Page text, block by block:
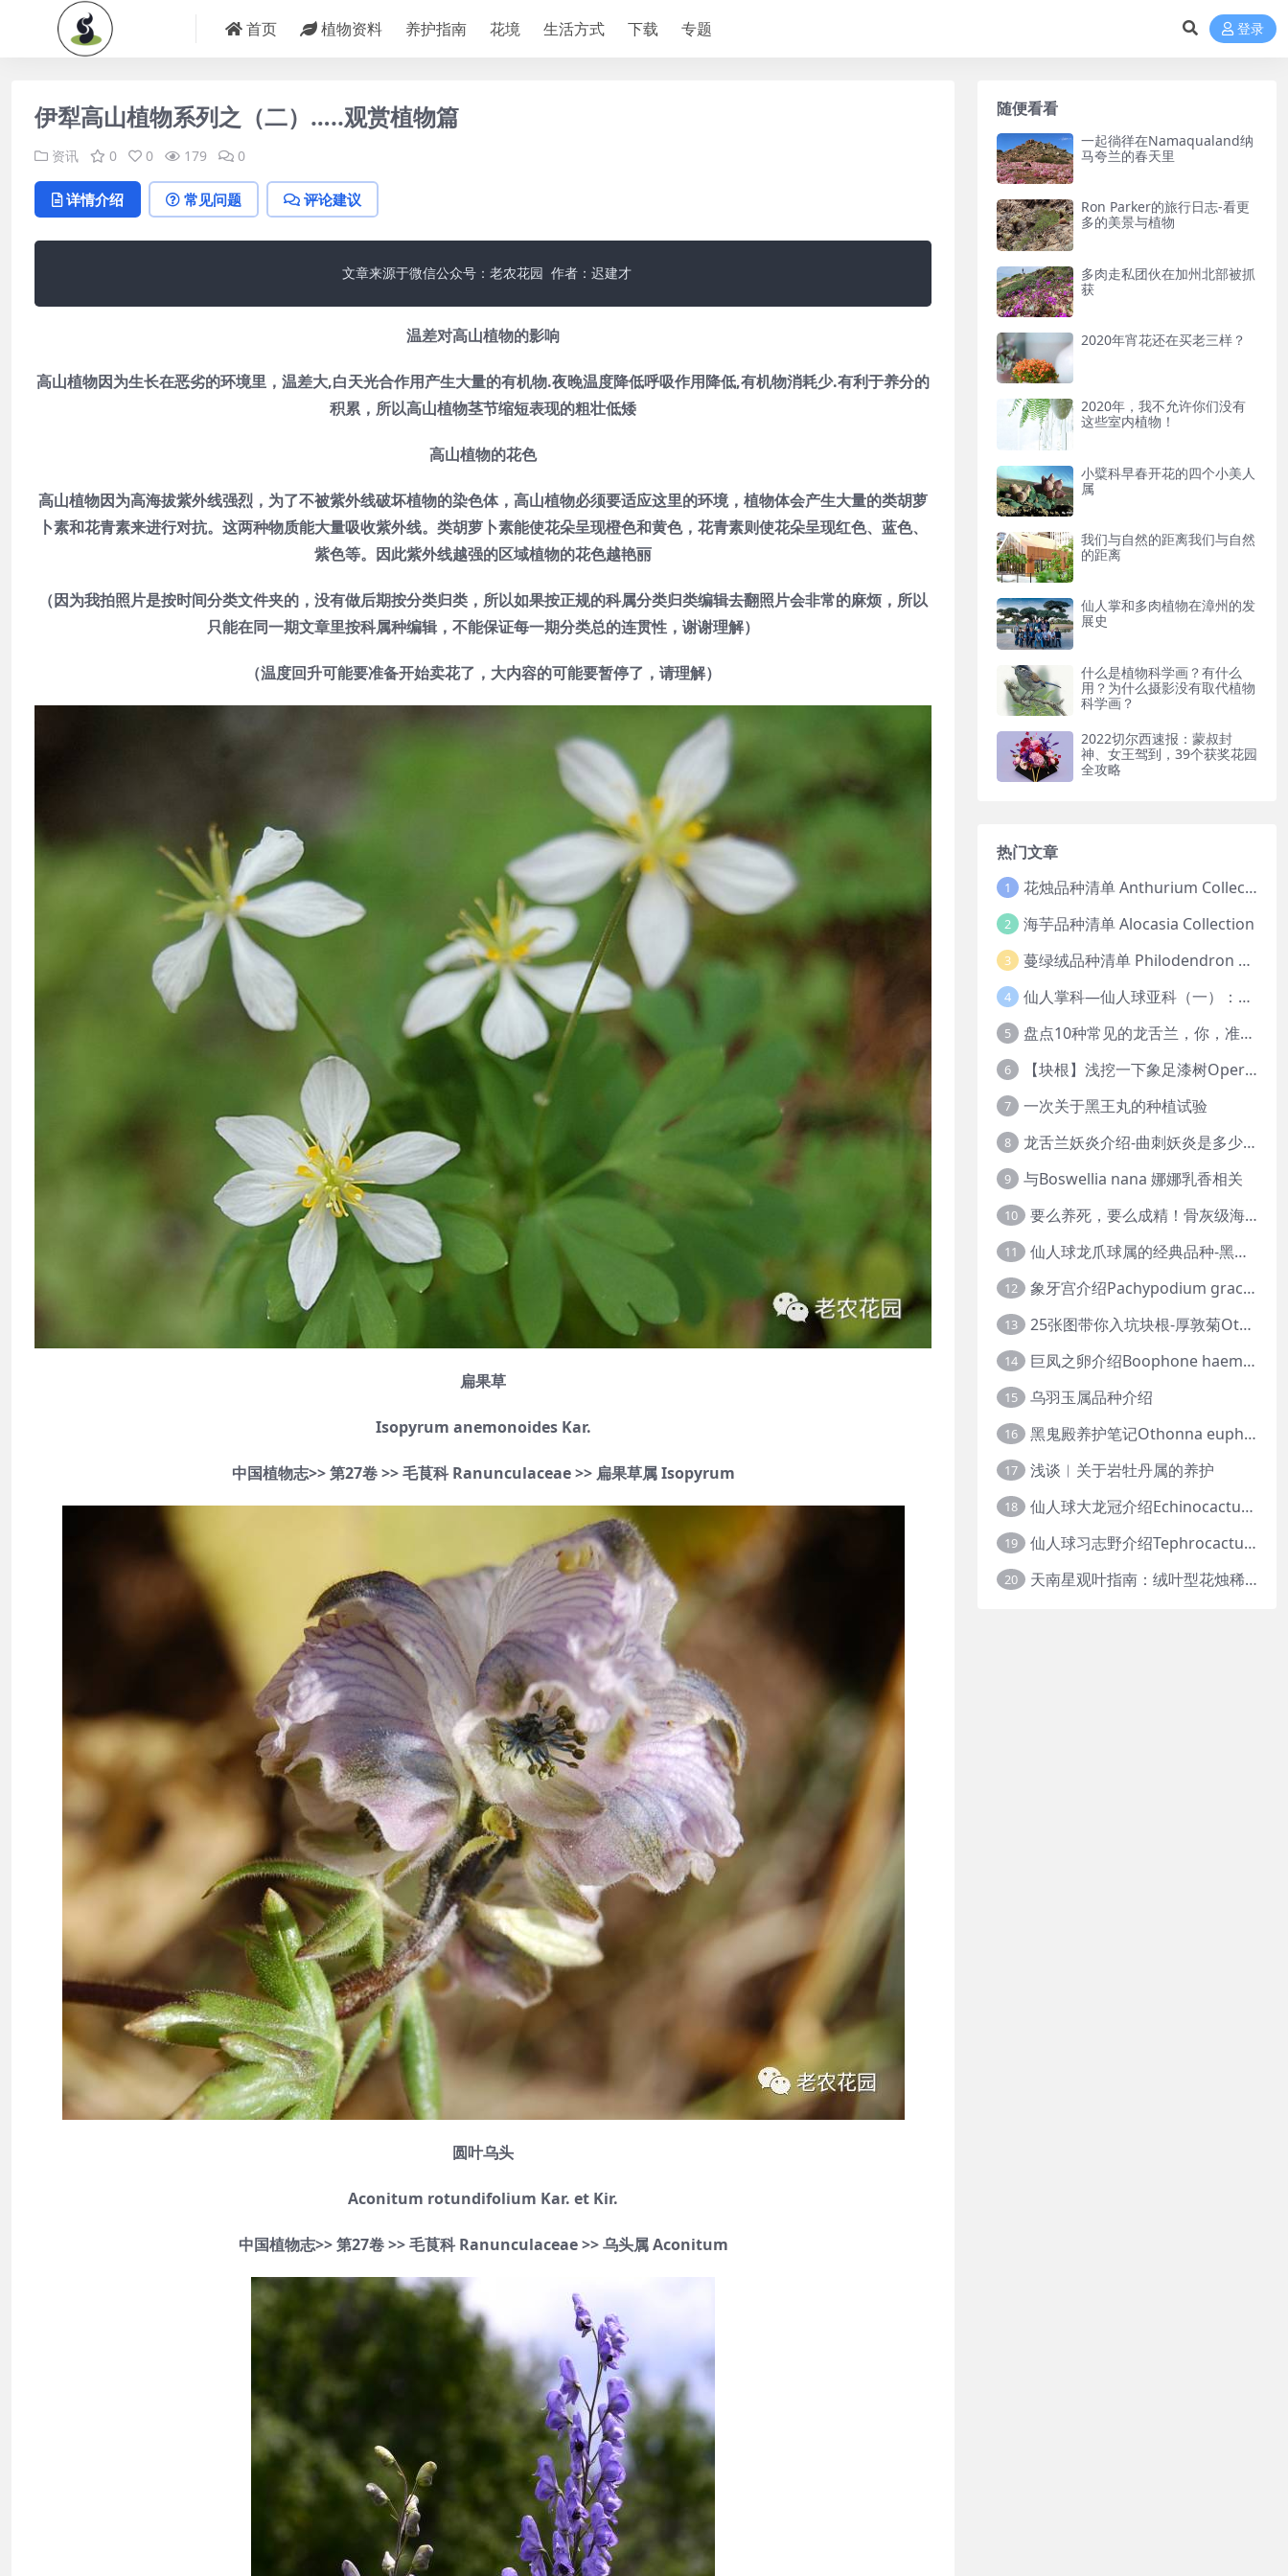
首页 植物资料 养护指南 花境 生活方式 下载 专题 登录
伊犁高山植物系列之（二）…..观赏植物篇
资讯 0 0 179 0
详情介绍 常见问题 评论建议
文章来源于微信公众号：老农花园 作者：迟建才
温差对高山植物的影响
高山植物因为生长在恶劣的环境里，温差大,白天光合作用产生大量的有机物.夜晚温度降低呼吸作用降低,有机物消耗少.有利于养分的
积累，所以高山植物茎节缩短表现的粗壮低矮
高山植物的花色
高山植物因为高海拔紫外线强烈，为了不被紫外线破坏植物的染色体，高山植物必须要适应这里的环境，植物体会产生大量的类胡萝
卜素和花青素来进行对抗。这两种物质能大量吸收紫外线。类胡萝卜素能使花朵呈现橙色和黄色，花青素则使花朵呈现红色、蓝色、
紫色等。因此紫外线越强的区域植物的花色越艳丽
（因为我拍照片是按时间分类文件夹的，没有做后期按分类归类，所以如果按正规的科属分类归类编辑去翻照片会非常的麻烦，所以
只能在同一期文章里按科属种编辑，不能保证每一期分类总的连贯性，谢谢理解）
（温度回升可能要准备开始卖花了，大内容的可能要暂停了，请理解）
扁果草
Isopyrum anemonoides Kar.
中国植物志>> 第27卷 >> 毛茛科 Ranunculaceae >> 扁果草属 Isopyrum
圆叶乌头
Aconitum rotundifolium Kar. et Kir.
中国植物志>> 第27卷 >> 毛茛科 Ranunculaceae >> 乌头属 Aconitum
随便看看
一起徜徉在Namaqualand纳
马夸兰的春天里
Ron Parker的旅行日志-看更
多的美景与植物
多肉走私团伙在加州北部被抓
获
2020年宵花还在买老三样？
2020年，我不允许你们没有
这些室内植物！
小糪科早春开花的四个小美人
属
我们与自然的距离我们与自然
的距离
仙人掌和多肉植物在漳州的发
展史
什么是植物科学画？有什么
用？为什么摄影没有取代植物
科学画？
2022切尔西速报：蒙叔封
神、女王驾到，39个获奖花园
全攻略
热门文章
1 花烛品种清单 Anthurium Collection
2 海芋品种清单 Alocasia Collection
3 蔓绿绒品种清单 Philodendron Collection
4 仙人掌科—仙人球亚科（一）：岩牡丹
5 盘点10种常见的龙舌兰，你，准备好入坑了吗？
6 【块根】浅挖一下象足漆树Operculicarya pachypus
7 一次关于黑王丸的种植试验
8 龙舌兰妖炎介绍-曲刺妖炎是多少人的梦中情人？
9 与Boswellia nana 娜娜乳香相关
10 要么养死，要么成精！骨灰级海芋养护攻略
11 仙人球龙爪球属的经典品种-黑王丸系列的产地介绍
12 象牙宫介绍Pachypodium gracilius
13 25张图带你入坑块根-厚敦菊Othonna
14 巨凤之卵介绍Boophone haemanthoides
15 乌羽玉属品种介绍
16 黑鬼殿养护笔记Othonna euphorbioides
17 浅谈︱关于岩牡丹属的养护
18 仙人球大龙冠介绍Echinocactus polycephalus
19 仙人球习志野介绍Tephrocactus geometricus
20 天南星观叶指南：绒叶型花烛稀有种质 · 帝王花烛等